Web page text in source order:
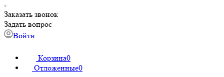
Заказать звонок
Задать вопрос
Войти
Корзина0
Отложенные0